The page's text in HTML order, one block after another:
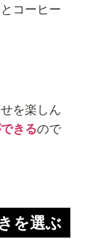
コーヒー
を楽しん
きるので
を選ぶ